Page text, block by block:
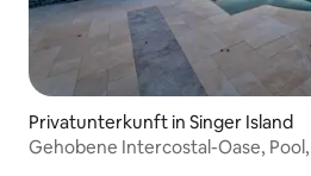
Privatunterkunft in Singer Island
Gehobene Intercostal-Oase,